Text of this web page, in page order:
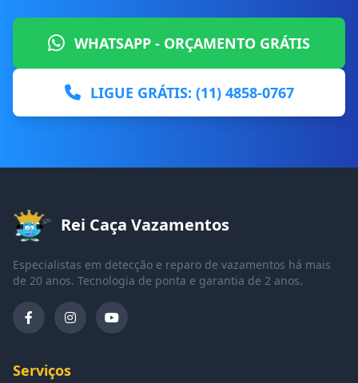
WHATSAPP - ORÇAMENTO GRÁTIS
LIGUE GRÁTIS: (11) 4858-0767
Rei Caça Vazamentos
Especialistas em detecção e reparo de vazamentos há mais
de 20 anos. Tecnologia de ponta e garantia de 2 anos.
Serviços